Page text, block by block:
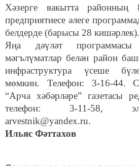
Хәзерге вакытта
предприятиесе әлеге
белдерде (барысы 28 кишәрлек).
Яңа дәүләт
мәгълүматлар белән район
инфраструктура үсеше
мөмкин. Телефон: 3-16-44.
“Арча хәбәрләре” газетасы
телефон: 3-11-58,
arvestnik@yandex.ru.
Ильяс Фәттахов